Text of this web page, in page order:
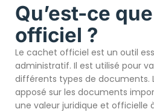
Qu’est-ce
officiel ?
Le cachet officiel est un outil
administratif. Il est utilisé pour
différents types de documents.
apposé sur les documents
une valeur juridique et officielle